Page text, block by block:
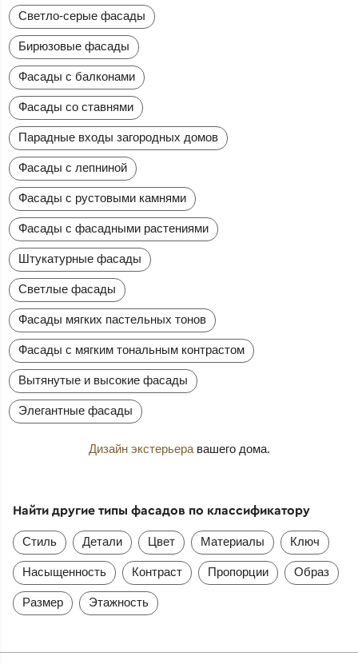
Светло-серые фасады
Бирюзовые фасады
Фасады с балконами
Фасады со ставнями
Парадные входы загородных домов
Фасады с лепниной
Фасады с рустовыми камнями
Фасады с фасадными растениями
Штукатурные фасады
Светлые фасады
Фасады мягких пастельных тонов
Фасады с мягким тональным контрастом
Вытянутые и высокие фасады
Элегантные фасады
Дизайн экстерьеравашего дома.
Найти другие типы фасадов по классификатору
Стиль Детали Цвет Материалы Ключ
Насыщенность Контраст Пропорции Образ
Размер Этажность